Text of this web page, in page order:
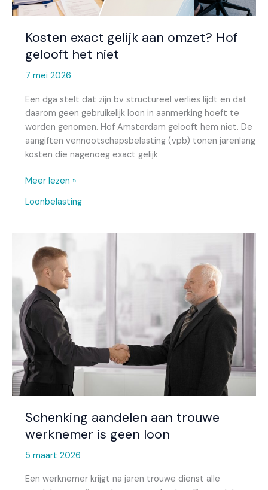
Kosten exact gelijk aan omzet? Hof
gelooft het niet
7 mei 2026
Een dga stelt dat zijn bv structureel verlies lijdt en dat
daarom geen gebruikelijk loon in aanmerking hoeft te
worden genomen. Hof Amsterdam gelooft hem niet. De
aangiften vennootschapsbelasting (vpb) tonen jarenlang
kosten die nagenoeg exact gelijk
Meer lezen »
Loonbelasting
Schenking aandelen aan trouwe
werknemer is geen loon
5 maart 2026
Een werknemer krijgt na jaren trouwe dienst alle
aandelen
aan
trouwe
werknemer
is
geen
loon